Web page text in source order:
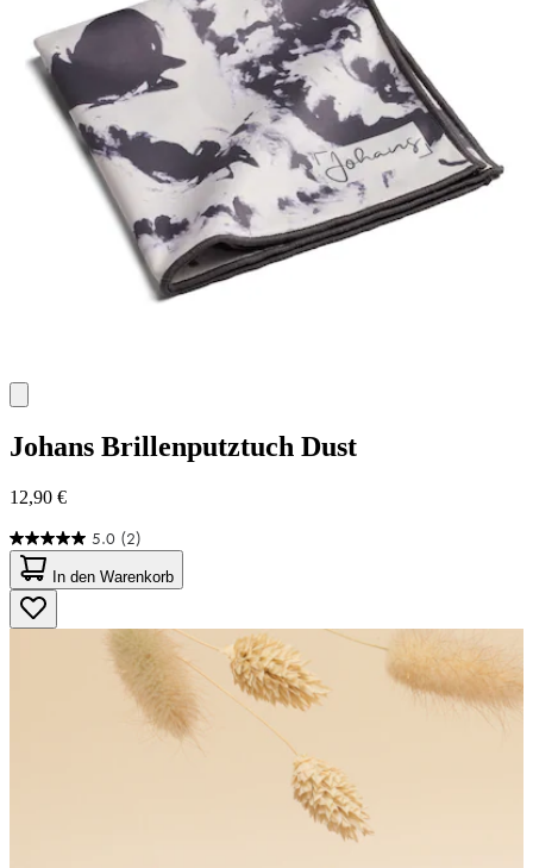
Johans Brillenputztuch Dust
12,90 €
5.0 (2)
5.0
von
5
Sternen.
2
Bewertungen
In den Warenkorb